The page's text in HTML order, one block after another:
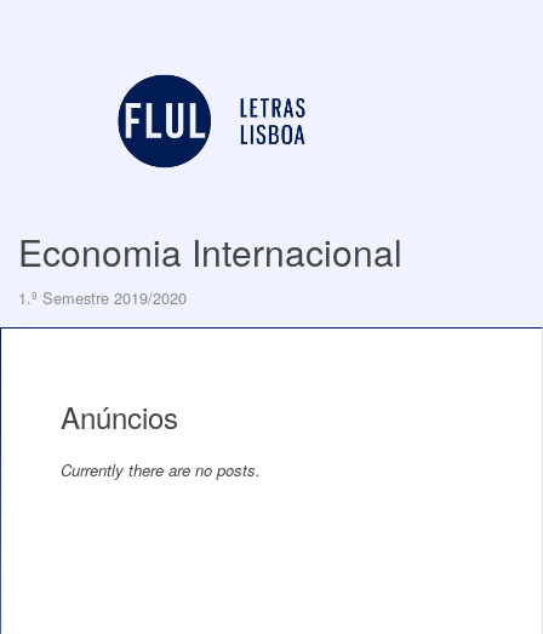
Economia Internacional
1.º Semestre 2019/2020
Anúncios
Currently there are no posts.